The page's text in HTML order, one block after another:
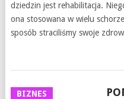
dziedzin jest rehabilitacja.
ona stosowana w wielu
sposób straciliśmy swoje
BIZNES